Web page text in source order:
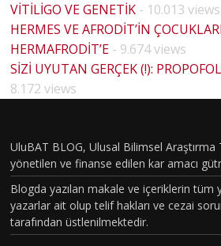
VİTİLİGO VE GENETİK - 10.013 views
HERMES VE AFRODİT’İN
HERMAFRODİT’E - 9.674 views
SİZİ UYUTAN GERÇEK (!):
8.172 views
UluBAT BLOG, Ulusal Bilimsel Araştırma
yönetilen ve finanse edilen kar amacı
Blogda yazılan makale ve içeriklerin tüm
yazarlar ait olup telif hakları ve cezai
tarafından üstlenilmektedir.
BİYOLO
TOPLU
MSAL
CİNSİYE
T